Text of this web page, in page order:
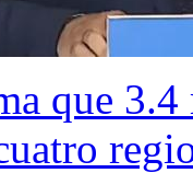
que